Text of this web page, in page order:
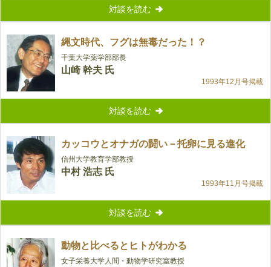
対談を読む
縄文時代、フグは無毒だった！？
千葉大学薬学部部長
山崎 幹夫 氏
1993年12月号掲載
対談を読む
カッコウとオナガの闘い－托卵に見る進化
信州大学教育学部教授
中村 浩志 氏
1993年11月号掲載
対談を読む
動物と比べるとヒトがわかる
女子栄養大学人間・動物学研究室教授